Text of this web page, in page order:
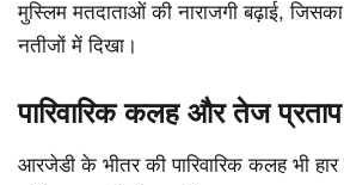
मुस्लिम मतदाताओं की नाराजगी बढ़ाई,
नतीजों में दिखा।
पारिवारिक कलह और तेज प्रताप
आरजेडी के भीतर की पारिवारिक कलह भी